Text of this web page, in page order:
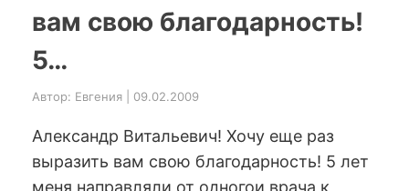
вам свою благодарность!
5…
Автор: Евгения | 09.02.2009
Александр Витальевич! Хочу еще раз
выразить вам свою благодарность! 5 лет
меня направляли от одногои врача к